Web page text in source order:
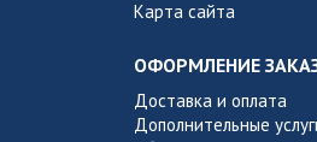
Карта сайта
ОФОРМЛЕНИЕ
Доставка и оплата
Дополнительные